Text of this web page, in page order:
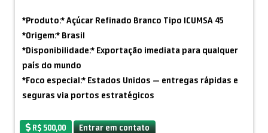
Meet entre comprador e vendedor ???? somente após
assinaturas de SPA - NCNDA ??
*Produto:* Açúcar Refinado Branco Tipo ICUMSA 45
*Origem:* Brasil
*Disponibilidade:* Exportação imediata para qualquer
país do mundo
*Foco especial:* Estados Unidos — entregas rápidas e
seguras via portos estratégicos
?? *Alta Pureza:* Açúcar branco com padrão
R$ 500,00 Entrar em contato